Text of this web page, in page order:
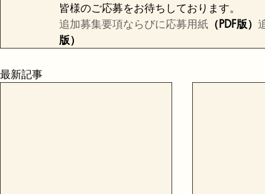
皆様のご応募をお待ちしております。
追加募集要項ならびに応募用紙 （PDF版）
版）
最新記事